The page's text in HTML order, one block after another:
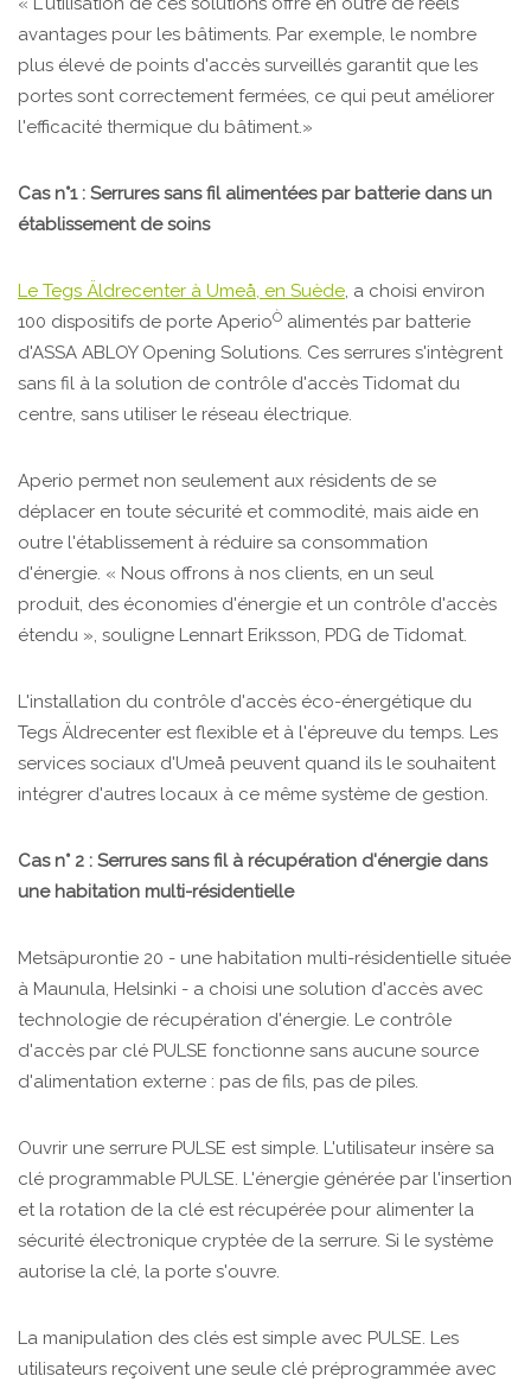
avantages pour les bâtiments. Par exemple, le nombre
plus élevé de points d'accès surveillés garantit que les
portes sont correctement fermées, ce qui peut améliorer
l'efficacité thermique du bâtiment.»
Cas n°1 : Serrures sans fil alimentées par batterie dans un
établissement de soins
Le Tegs Äldrecenter à Umeå, en Suède, a choisi environ
100 dispositifs de porte AperioÒ alimentés par batterie
d'ASSA ABLOY Opening Solutions. Ces serrures s'intègrent
sans fil à la solution de contrôle d'accès Tidomat du
centre, sans utiliser le réseau électrique.
Aperio permet non seulement aux résidents de se
déplacer en toute sécurité et commodité, mais aide en
outre l'établissement à réduire sa consommation
d'énergie. « Nous offrons à nos clients, en un seul
produit, des économies d'énergie et un contrôle d'accès
étendu », souligne Lennart Eriksson, PDG de Tidomat.
L'installation du contrôle d'accès éco-énergétique du
Tegs Äldrecenter est flexible et à l'épreuve du temps. Les
services sociaux d'Umeå peuvent quand ils le souhaitent
intégrer d'autres locaux à ce même système de gestion.
Cas n° 2 : Serrures sans fil à récupération d'énergie dans
une habitation multi-résidentielle
Metsäpurontie 20 - une habitation multi-résidentielle située
à Maunula, Helsinki - a choisi une solution d'accès avec
technologie de récupération d'énergie. Le contrôle
d'accès par clé PULSE fonctionne sans aucune source
d'alimentation externe : pas de fils, pas de piles.
Ouvrir une serrure PULSE est simple. L'utilisateur insère sa
clé programmable PULSE. L'énergie générée par l'insertion
et la rotation de la clé est récupérée pour alimenter la
sécurité électronique cryptée de la serrure. Si le système
autorise la clé, la porte s'ouvre.
La manipulation des clés est simple avec PULSE. Les
utilisateurs reçoivent une seule clé préprogrammée avec